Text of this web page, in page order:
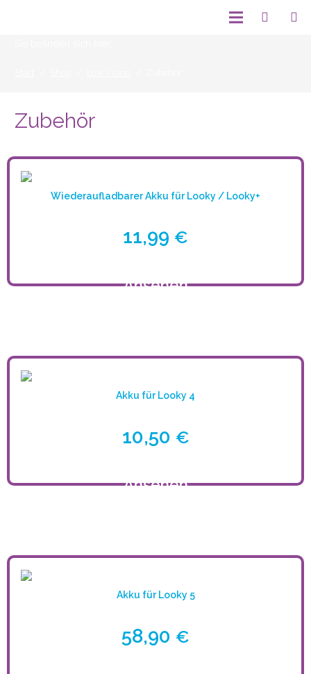
Zubehör
Wiederaufladbarer Akku für Looky / Looky+
11,99 €
Ansehen
Akku für Looky 4
10,50 €
Ansehen
Akku für Looky 5
58,90 €